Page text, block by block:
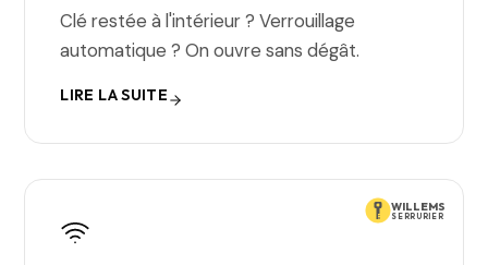
Clé restée à l'intérieur ? Verrouillage
automatique ? On ouvre sans dégât.
LIRE LA SUITE
WILLEMS
SERRURIER